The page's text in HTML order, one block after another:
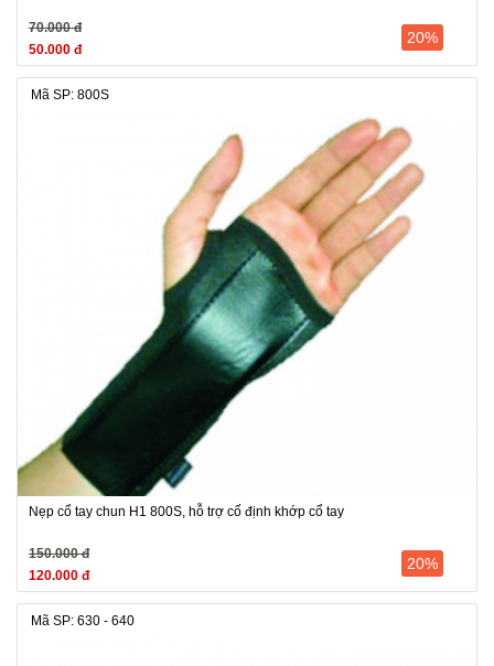
70.000 đ
50.000 đ
20%
Mã SP: 800S
Nẹp cổ tay chun H1 800S, hỗ trợ cố định khớp cổ tay
150.000 đ
120.000 đ
20%
Mã SP: 630 - 640